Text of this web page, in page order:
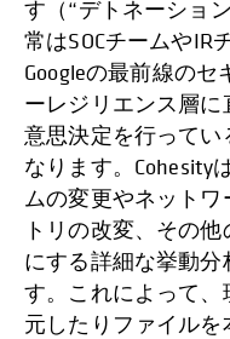
す（“デトネーショ
常はSOCチームやIR
Googleの最前線の
ーレジリエンス層
意思決定を行って
なります。Cohesity
ムの変更やネット
トリの改変、その
にする詳細な挙動
す。これによって
元したりファイル